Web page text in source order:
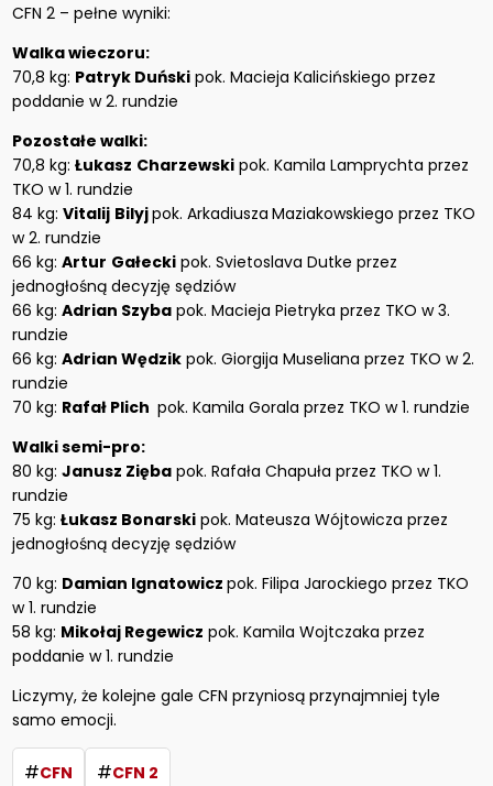
CFN 2 – pełne wyniki:
Walka wieczoru:
70,8 kg: Patryk Duński pok. Macieja Kalicińskiego przez
poddanie w 2. rundzie
Pozostałe walki:
70,8 kg:Łukasz Charzewski pok. Kamila Lamprychta przez
TKO w 1. rundzie
84 kg:Vitalij Bilyjpok. Arkadiusza Maziakowskiego przez TKO
w 2. rundzie
66 kg:Artur Gałecki pok. Svietoslava Dutke przez
jednogłośną decyzję sędziów
66 kg:Adrian Szyba pok. Macieja Pietryka przez TKO w 3.
rundzie
66 kg:Adrian Wędzik pok. Giorgija Museliana przez TKO w 2.
rundzie
70 kg: Rafał Plich pok. Kamila Gorala przez TKO w 1. rundzie
Walki semi-pro:
80 kg:Janusz Zięba pok. Rafała Chapuła przez TKO w 1.
rundzie
75 kg:Łukasz Bonarski pok. Mateusza Wójtowicza przez
jednogłośną decyzję sędziów
70 kg: Damian Ignatowiczpok. Filipa Jarockiego przez TKO
w 1. rundzie
58 kg: Mikołaj Regewicz pok. Kamila Wojtczaka przez
poddanie w 1. rundzie
Liczymy, że kolejne gale CFN przyniosą przynajmniej tyle
samo emocji.
#CFN #CFN 2